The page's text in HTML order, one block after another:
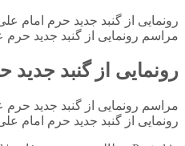
رونمایی از گنبد جدید حرم امام
مراسم رونمایی از گنبد جدید حرم علوی، بعدازظهر امروز، ۲۷ آذرماه، همزمان با میلاد نبی
رونمایی از گنبد
مراسم رونمایی از گنبد جدید حرم علوی، بعدازظهر امروز، ۲۷ آذرماه، همزمان با میلاد نبی
رونمایی از گنبد جدید حرم امام